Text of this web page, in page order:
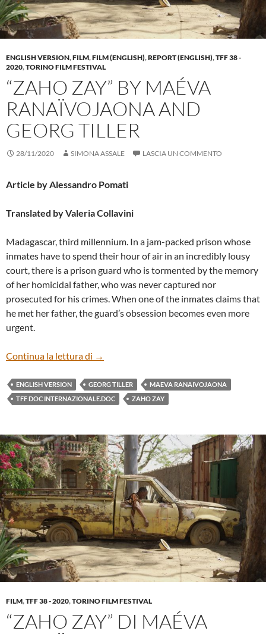
ENGLISH VERSION,FILM,FILM (ENGLISH),REPORT (ENGLISH),TFF 38 -
2020,TORINO FILM FESTIVAL
“ZAHO ZAY” BY MAÉVA
RANAÏVOJAONA AND
GEORG TILLER
28/11/2020 SIMONA ASSALE LASCIA UN COMMENTO
Article by Alessandro Pomati
Translated by Valeria Collavini
Madagascar, third millennium. In a jam-packed prison whose
inmates have to spend their hour of air in an incredibly lousy
court, there is a prison guard who is tormented by the memory
of her homicidal father, who was never captured nor
prosecuted for his crimes. When one of the inmates claims that
he met her father, the guard’s obsession becomes even more
urgent.
Continua la lettura di “ZAHO ZAY” BY MAÉVA
→
ENGLISH VERSION GEORG TILLER
MAEVA RANAIVOJAONA
TFF DOC INTERNAZIONALE.DOC
ZAHO ZAY
FILM,TFF 38 - 2020,TORINO FILM FESTIVAL
“ZAHO ZAY” DI MAÉVA